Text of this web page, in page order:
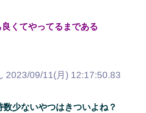
良くてやってるまである
2023/09/11(月) 12:17:50.83
数少ないやつはきついよね？